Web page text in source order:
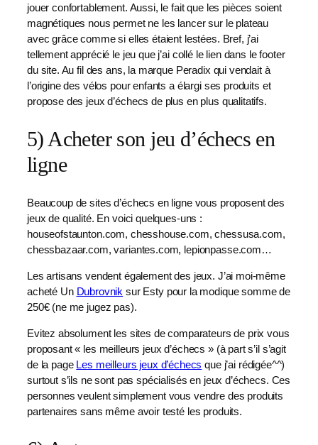
jouer confortablement. Aussi, le fait que les pièces soient
magnétiques nous permet ne les lancer sur le plateau
avec grâce comme si elles étaient lestées. Bref, j’ai
tellement apprécié le jeu que j’ai collé le lien dans le footer
du site. Au fil des ans, la marque Peradix qui vendait à
l’origine des vélos pour enfants a élargi ses produits et
propose des jeux d’échecs de plus en plus qualitatifs.
5) Acheter son jeu d’échecs en
ligne
Beaucoup de sites d’échecs en ligne vous proposent des
jeux de qualité. En voici quelques-uns :
houseofstaunton.com, chesshouse.com, chessusa.com,
chessbazaar.com, variantes.com, lepionpasse.com…
Les artisans vendent également des jeux. J’ai moi-même
acheté Un Dubrovnik sur Esty pour la modique somme de
250€ (ne me jugez pas).
Evitez absolument les sites de comparateurs de prix vous
proposant « les meilleurs jeux d’échecs » (à part s’il s’agit
de la page Les meilleurs jeux d’échecs que j’ai rédigée^^)
surtout s’ils ne sont pas spécialisés en jeux d’échecs. Ces
personnes veulent simplement vous vendre des produits
partenaires sans même avoir testé les produits.